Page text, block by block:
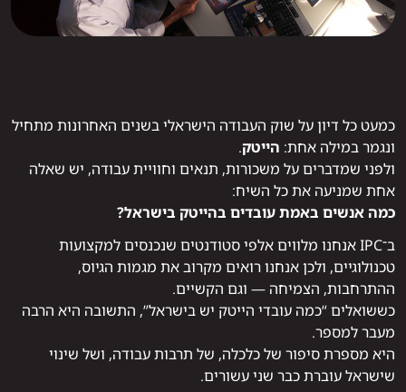
כמעט כל דיון על שוק העבודה הישראלי בשנים האחרונות מתחיל
ונגמר במילה אחת: הייטק.
ולפני שמדברים על משכורות, תנאים וחוויית עבודה, יש שאלה
אחת שמניעה את כל השיח:
כמה אנשים באמת עובדים בהייטק בישראל?
ב־IPC אנחנו מלווים אלפי סטודנטים שנכנסים למקצועות
טכנולוגיים, ולכן אנחנו רואים מקרוב את מגמות הגיוס,
ההתרחבות, הצמיחה — וגם הקשיים.
כששואלים “כמה עובדי הייטק יש בישראל”, התשובה היא הרבה
מעבר למספר.
היא מספרת סיפור של כלכלה, של תרבות עבודה, ושל שינוי
שישראל עוברת כבר שני עשורים.